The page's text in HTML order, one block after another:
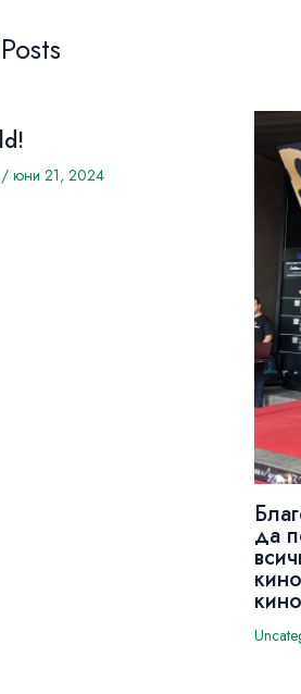
/ юни 21, 2024
да